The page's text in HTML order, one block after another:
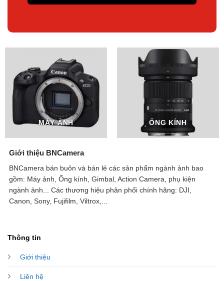
MÁY ẢNH ỐNG KÍNH
Giới thiệu BNCamera
BNCamera bán buôn và bán lẻ các sản phẩm ngành ảnh bao
gồm: Máy ảnh, Ống kính, Gimbal, Action Camera, phụ kiện
ngành ảnh...
Các thương hiệu phân phối chính hãng: DJI,
Canon, Sony, Fujifilm, Viltrox,...
Thông tin
Giới thiệu
Liên hệ